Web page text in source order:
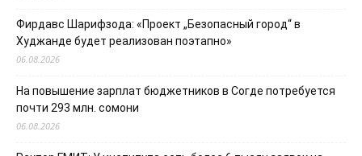
Фирдавс Шарифзода: «Проект „Безопасный город“ в
Худжанде будет реализован поэтапно»
06.08.2026
На повышение зарплат бюджетников в Согде потребуется
почти 293 млн. сомони
06.08.2026